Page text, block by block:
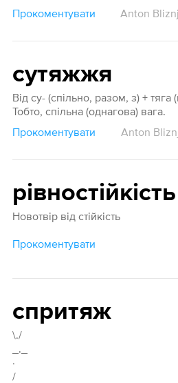
Прокоментувати
Anton
сутяжжя
Від су- (спільно, разом, з) + тяга
Тобто, спільна (однагова) вага.
Прокоментувати
Anton
рівностійкість
Новотвір від стійкість
Прокоментувати
спритяж
\./
_._
·
/